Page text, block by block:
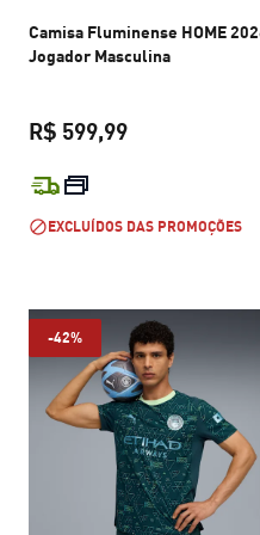
Camisa Fluminense HOME
Jogador Masculina
R$ 599,99
preço atual
EXCLUÍDOS DAS PROMOÇÕES
-42%